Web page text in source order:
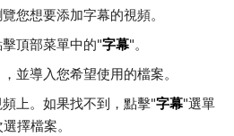
覽您想要添加字幕的視頻。
頂部菜單中的"字幕"。
，並導入您希望使用的檔案。
上。如果找不到，點擊"字幕"選單
擇檔案。